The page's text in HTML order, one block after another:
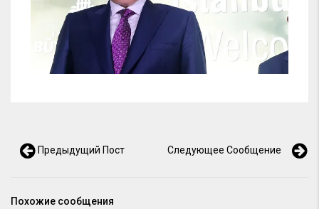
Предыдущий Пост Следующее Сообщение
Похожие сообщения